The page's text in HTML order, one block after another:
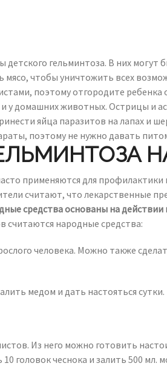
гельминтоза. В них могут
чтобы уничтожить всех
поэтому отгородите ребенка
у домашних животных. Острицы и
яйца паразитов на лапах и
поэтому не нужно давать
применяются для
считают, что лекарственные
средства основаны на
народные средства:
человека. Можно также
медом и дать настояться
Из него можно готовить
головок чеснока и залить 500